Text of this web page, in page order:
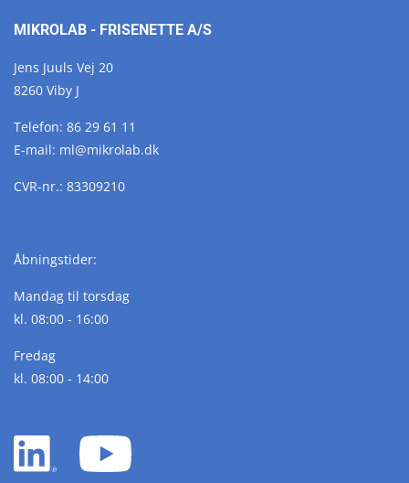
MIKROLAB - FRISENETTE A/S
Jens Juuls Vej 20
8260 Viby J
Telefon: 86 29 61 11
E-mail: ml@mikrolab.dk
CVR-nr.: 83309210
Åbningstider:
Mandag til torsdag
kl. 08:00 - 16:00
Fredag
kl. 08:00 - 14:00
LinkedIn
white
YouTube
white